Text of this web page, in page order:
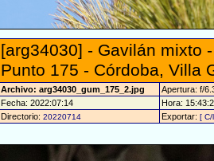
[arg34030] - Gavilán mixto
Punto 175 - Córdoba, Villa
Archivo: arg34030_gum_175_2.jpg
Apertura: f/
Fecha: 2022:07:14
Hora:
Directorio: 20220714 Exportar: [ C/